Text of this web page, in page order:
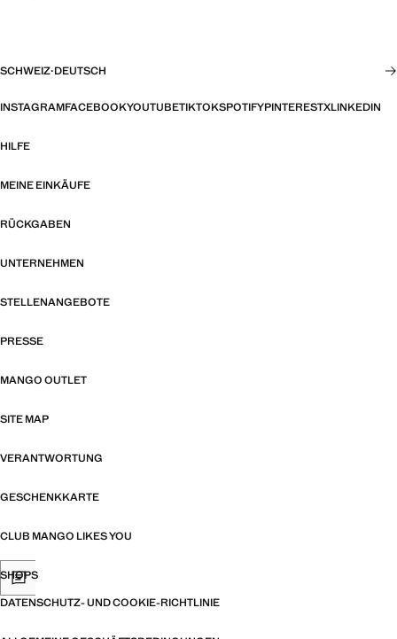
SCHWEIZ·DEUTSCH
INSTAGRAMFACEBOOKYOUTUBETIKTOKSPOTIFYPINTERESTXLINKEDIN
HILFE
MEINE EINKÄUFE
RÜCKGABEN
UNTERNEHMEN
STELLENANGEBOTE
PRESSE
MANGO OUTLET
SITE MAP
VERANTWORTUNG
GESCHENKKARTE
CLUB MANGO LIKES YOU
SHOPS
DATENSCHUTZ- UND COOKIE-RICHTLINIE